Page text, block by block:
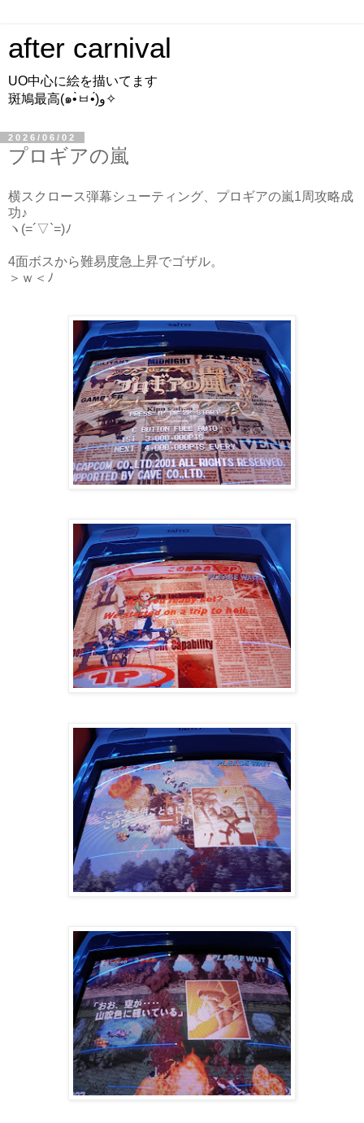
after carnival
UO中心に絵を描いてます
斑鳩最高(๑•̀ㅂ•́)و✧
2026/06/02
プロギアの嵐
横スクロース弾幕シューティング、プロギアの嵐1周攻略成
功♪
ヽ(=´▽`=)ﾉ
4面ボスから難易度急上昇でゴザル。
＞ｗ＜ﾉ